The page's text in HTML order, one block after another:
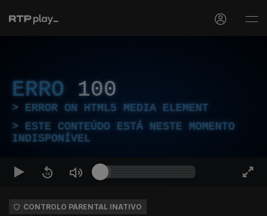
ERRO 100
ERROR ON HTML5 MEDIA ELEMENT
ESTE CONTEÚDO ESTÁ NESTE MOMENTO
INDISPONÍVEL
CONTROLO PARENTAL INATIVO